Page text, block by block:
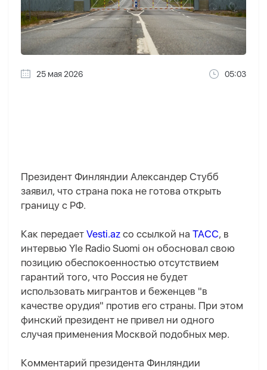
25 мая 2026 05:03
Президент Финляндии Александер Стубб
заявил, что страна пока не готова открыть
границу с РФ.
Как передает Vesti.az со ссылкой на ТАСС, в
интервью Yle Radio Suomi он обосновал свою
позицию обеспокоенностью отсутствием
гарантий того, что Россия не будет
использовать мигрантов и беженцев "в
качестве орудия" против его страны. При этом
финский президент не привел ни одного
случая применения Москвой подобных мер.
Комментарий президента Финляндии